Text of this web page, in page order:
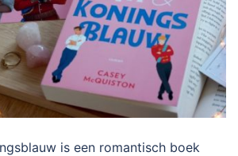
is een romantisch boek